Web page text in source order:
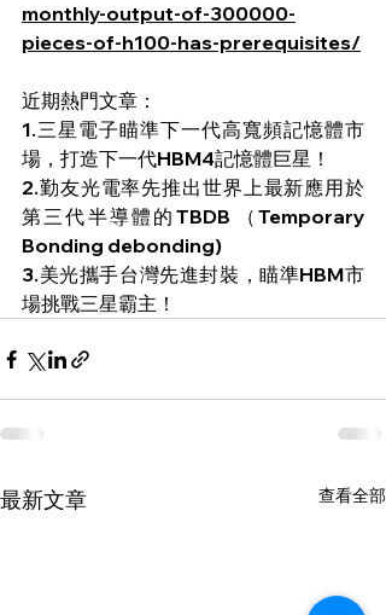
monthly-output-of-300000-
pieces-of-h100-has-prerequisites/
近期熱門文章：
1.三星電子瞄準下一代高寬頻記憶體市
場，打造下一代HBM4記憶體巨星！
2.勤友光電率先推出世界上最新應用於
第三代半導體的TBDB （Temporary
Bonding debonding)
3.美光攜手台灣先進封裝，瞄準HBM市
場挑戰三星霸主！
最新文章 查看全部